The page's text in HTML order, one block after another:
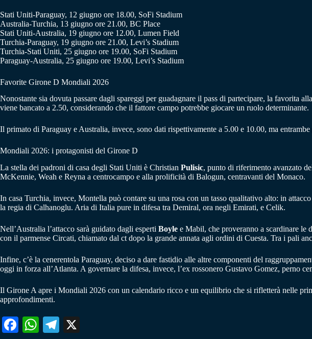
Stati Uniti-Paraguay, 12 giugno ore 18.00, SoFi Stadium
Australia-Turchia, 13 giugno ore 21.00, BC Place
Stati Uniti-Australia, 19 giugno ore 12.00, Lumen Field
Turchia-Paraguay, 19 giugno ore 21.00, Levi’s Stadium
Turchia-Stati Uniti, 25 giugno ore 19.00, SoFi Stadium
Paraguay-Australia, 25 giugno ore 19.00, Levi’s Stadium
Favorite Girone D Mondiali 2026
Nonostante sia dovuta passare dagli spareggi per guadagnare il pass di partecipare, la
viene bancato a 2.50, considerando che il fattore campo potrebbe giocare un ruolo determinante.
Il primato di Paraguay e Australia, invece, sono dati rispettivamente a 5.00 e 10.00, ma
Mondiali 2026: i protagonisti del Girone D
La stella dei padroni di casa degli Stati Uniti è Christian Pulisic, punto di riferimento avanzato
McKennie, Weah e Reyna a centrocampo e alla prolificità di Balogun, centravanti del Monaco.
In casa Turchia, invece, Montella può contare su una rosa con un tasso qualitativo alto: in
la regia di Calhanoglu. Aria di Italia pure in difesa tra Demiral, ora negli Emirati, e Celik.
Nell’Australia l’attacco sarà guidato dagli esperti Boyle e Mabil, che proveranno a scardinare le
con il parmense Circati, chiamato dal ct dopo la grande annata agli ordini di Cuesta. Tra i pali
Infine, c’è la cenerentola Paraguay, deciso a dare fastidio alle altre componenti del
oggi in forza all’Atlanta. A governare la difesa, invece, l’ex rossonero Gustavo Gomez, perno
Il Girone A apre i Mondiali 2026 con un calendario ricco e un equilibrio che si rifletterà nelle
approfondimenti.
Fa W
Te